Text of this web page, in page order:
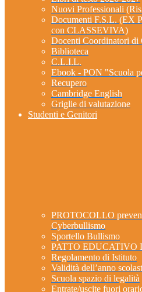
Nuovi Professionali
Documenti F.S.L. (EX
con CLASSEVIVA)
Docenti Coordinatori di
Biblioteca
C.L.I.L.
Ebook - PON "Scuola
Recupero
Cambridge English
Griglie di valutazione
Studenti e Genitori
PROTOCOLLO
Cyberbullismo
Sportello Bullismo
PATTO EDUCATIVO
Regolamento di Istituto
Validità dell’anno
Scuola spazio di legalità
Entrate/uscite fuori